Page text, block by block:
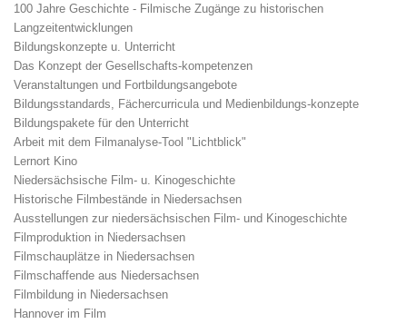
100 Jahre Geschichte - Filmische Zugänge zu historischen
Langzeitentwicklungen
Bildungskonzepte u. Unterricht
Das Konzept der Gesellschafts-kompetenzen
Veranstaltungen und Fortbildungsangebote
Bildungsstandards, Fächercurricula und Medienbildungs-konzepte
Bildungspakete für den Unterricht
Arbeit mit dem Filmanalyse-Tool "Lichtblick"
Lernort Kino
Niedersächsische Film- u. Kinogeschichte
Historische Filmbestände in Niedersachsen
Ausstellungen zur niedersächsischen Film- und Kinogeschichte
Filmproduktion in Niedersachsen
Filmschauplätze in Niedersachsen
Filmschaffende aus Niedersachsen
Filmbildung in Niedersachsen
Hannover im Film